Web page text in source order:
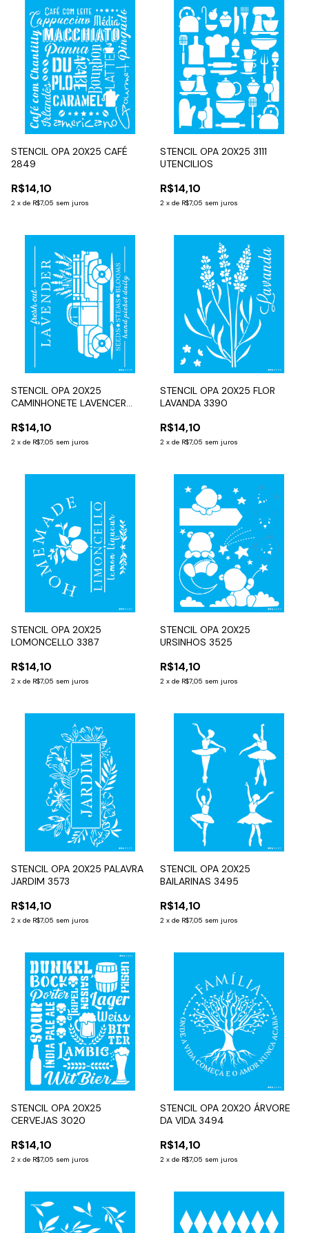
STENCIL OPA 20X25 CAFÉ
2849
R$14,10
2 x de R$7,05 sem juros
STENCIL OPA 20X25 3111
UTENCILIOS
R$14,10
2 x de R$7,05 sem juros
STENCIL OPA 20X25
CAMINHONETE LAVENCER
R$14,10
2 x de R$7,05 sem juros
STENCIL OPA 20X25 FLOR
LAVANDA 3390
R$14,10
2 x de R$7,05 sem juros
STENCIL OPA 20X25
LOMONCELLO 3387
R$14,10
2 x de R$7,05 sem juros
STENCIL OPA 20X25
URSINHOS 3525
R$14,10
2 x de R$7,05 sem juros
STENCIL OPA 20X25 PALAVRA
JARDIM 3573
R$14,10
2 x de R$7,05 sem juros
STENCIL OPA 20X25
BAILARINAS 3495
R$14,10
2 x de R$7,05 sem juros
STENCIL OPA 20X25
CERVEJAS 3020
R$14,10
2 x de R$7,05 sem juros
STENCIL OPA 20X20 ÁRVORE
DA VIDA 3494
R$14,10
2 x de R$7,05 sem juros